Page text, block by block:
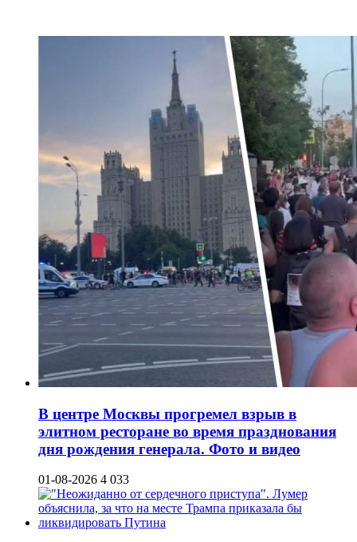
В центре Москвы прогремел взрыв в
элитном ресторане во время празднования
дня рождения генерала. Фото и видео
01-08-2026 4 033